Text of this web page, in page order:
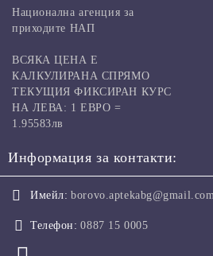
Национална агенция за
приходите НАП
ВСЯКА ЦЕНА Е
КАЛКУЛИРАНА СПРЯМО
ТЕКУЩИЯ ФИКСИРАН КУРС
НА ЛЕВА: 1 ЕВРО =
1.95583лв
Информация за контакти:
Имейл: borovo.aptekabg@gmail.com
Телефон: 0887 15 0005